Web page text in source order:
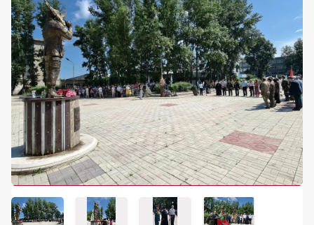
Святые и святыни
Полезные ссылки
Контакты